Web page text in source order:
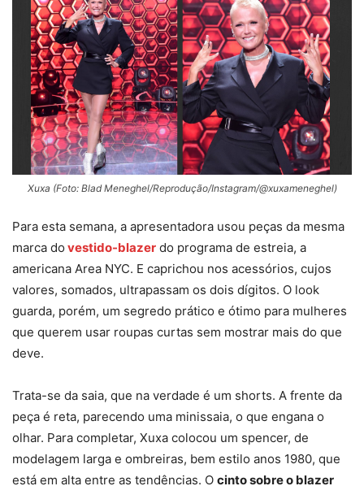
Xuxa (Foto: Blad Meneghel/Reprodução/Instagram/@xuxameneghel)
Para esta semana, a apresentadora usou peças da mesma
marca do vestido-blazer do programa de estreia, a
americana Area NYC. E caprichou nos acessórios, cujos
valores, somados, ultrapassam os dois dígitos. O look
guarda, porém, um segredo prático e ótimo para mulheres
que querem usar roupas curtas sem mostrar mais do que
deve.
Trata-se da saia, que na verdade é um shorts. A frente da
peça é reta, parecendo uma minissaia, o que engana o
olhar. Para completar, Xuxa colocou um spencer, de
modelagem larga e ombreiras, bem estilo anos 1980, que
está em alta entre as tendências. O cinto sobre o blazer